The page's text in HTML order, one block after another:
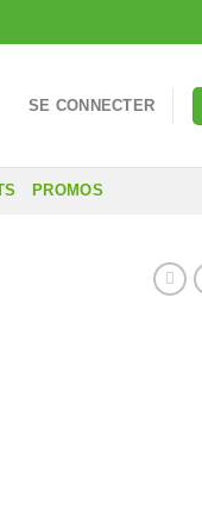
SE CONNECTER
PROMOS